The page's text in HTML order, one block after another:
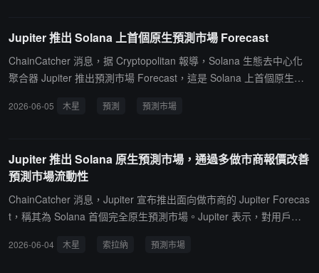
戲稱為"貓砂盆信託"。
Jupiter 推出 Solana 上首個原生預測市場 Forecast
ChainCatcher 消息，据 Cryptopolitan 報導，Solana 生態去中心化
聚合器 Jupiter 推出預測市場 Forecast，這是 Solana 上首個原生預
動做市商獨立報價，系統將用戶與當前最具競爭力的報價匹配。該產
表示 Forecast 與合作夥伴 Polymarket 並非競爭關係，而是提供額外
流動性的補充基礎設施。每個通過 Forecast 平台創建的預測市場將
發行自己的原生代幣以簡化整合。
2026-06-05 木星 預測 預測市場
Jupiter 推出 Solana 原生預測市場，通過多做市商報價改善
預測市場流動性
ChainCatcher 消息，Jupiter 宣布推出面向做市商的 Jupiter Forecas
t，稱其為 Solana 首個完全原生預測市場。Jupiter 表示，對用戶而
型，以實現更優價格和更好執行。用戶不再只與單一流動性池交易，
2026-06-04 木星 索拉納 預測市場